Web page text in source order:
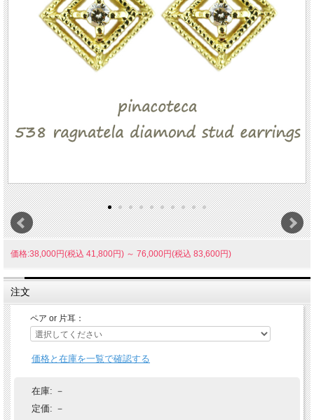
価格:38,000円(税込 41,800円) ～ 76,000円(税込 83,600円)
注文
ペア or 片耳：
価格と在庫を一覧で確認する
在庫: －
定価: －